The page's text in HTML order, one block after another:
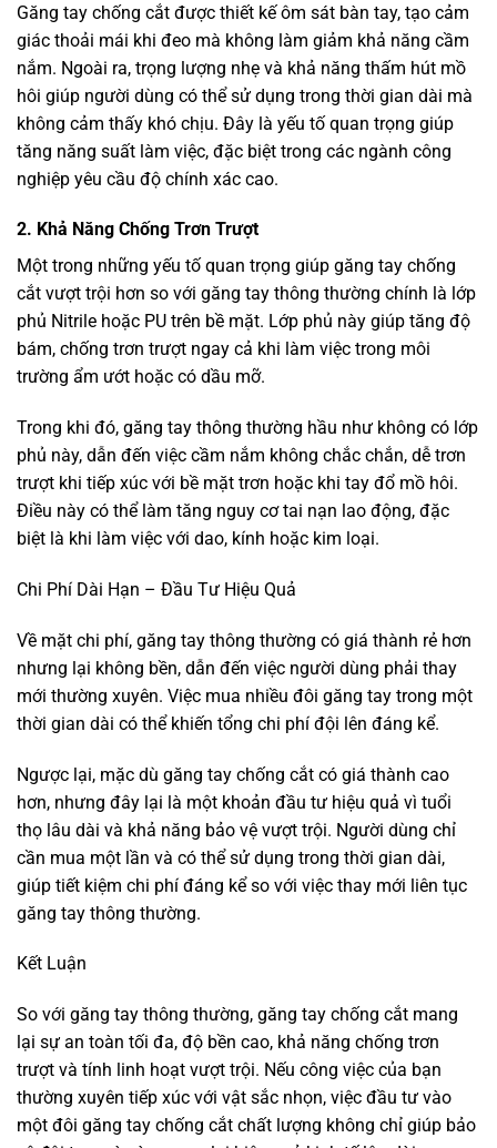
Găng tay chống cắt được thiết kế ôm sát bàn tay, tạo cảm
giác thoải mái khi đeo mà không làm giảm khả năng cầm
nắm. Ngoài ra, trọng lượng nhẹ và khả năng thấm hút mồ
hôi giúp người dùng có thể sử dụng trong thời gian dài mà
không cảm thấy khó chịu. Đây là yếu tố quan trọng giúp
tăng năng suất làm việc, đặc biệt trong các ngành công
nghiệp yêu cầu độ chính xác cao.
2. Khả Năng Chống Trơn Trượt
Một trong những yếu tố quan trọng giúp găng tay chống
cắt vượt trội hơn so với găng tay thông thường chính là lớp
phủ Nitrile hoặc PU trên bề mặt. Lớp phủ này giúp tăng độ
bám, chống trơn trượt ngay cả khi làm việc trong môi
trường ẩm ướt hoặc có dầu mỡ.
Trong khi đó, găng tay thông thường hầu như không có lớp
phủ này, dẫn đến việc cầm nắm không chắc chắn, dễ trơn
trượt khi tiếp xúc với bề mặt trơn hoặc khi tay đổ mồ hôi.
Điều này có thể làm tăng nguy cơ tai nạn lao động, đặc
biệt là khi làm việc với dao, kính hoặc kim loại.
Chi Phí Dài Hạn – Đầu Tư Hiệu Quả
Về mặt chi phí, găng tay thông thường có giá thành rẻ hơn
nhưng lại không bền, dẫn đến việc người dùng phải thay
mới thường xuyên. Việc mua nhiều đôi găng tay trong một
thời gian dài có thể khiến tổng chi phí đội lên đáng kể.
Ngược lại, mặc dù găng tay chống cắt có giá thành cao
hơn, nhưng đây lại là một khoản đầu tư hiệu quả vì tuổi
thọ lâu dài và khả năng bảo vệ vượt trội. Người dùng chỉ
cần mua một lần và có thể sử dụng trong thời gian dài,
giúp tiết kiệm chi phí đáng kể so với việc thay mới liên tục
găng tay thông thường.
Kết Luận
So với găng tay thông thường, găng tay chống cắt mang
lại sự an toàn tối đa, độ bền cao, khả năng chống trơn
trượt và tính linh hoạt vượt trội. Nếu công việc của bạn
thường xuyên tiếp xúc với vật sắc nhọn, việc đầu tư vào
một đôi găng tay chống cắt chất lượng không chỉ giúp bảo